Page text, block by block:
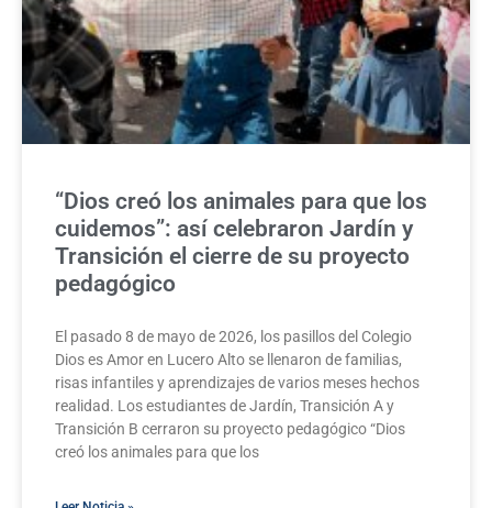
“Dios creó los animales para que los
cuidemos”: así celebraron Jardín y
Transición el cierre de su proyecto
pedagógico
El pasado 8 de mayo de 2026, los pasillos del Colegio
Dios es Amor en Lucero Alto se llenaron de familias,
risas infantiles y aprendizajes de varios meses hechos
realidad. Los estudiantes de Jardín, Transición A y
Transición B cerraron su proyecto pedagógico “Dios
creó los animales para que los